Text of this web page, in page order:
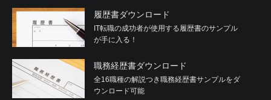
履歴書ダウンロード
IT転職の成功者が使用する履歴書のサンプル
が手に入る！
職務経歴書ダウンロード
全16職種の解説つき職務経歴書サンプルをダ
ウンロード可能